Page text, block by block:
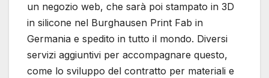
un negozio web, che sarà poi stampato in 3D
in silicone nel Burghausen Print Fab in
Germania e spedito in tutto il mondo. Diversi
servizi aggiuntivi per accompagnare questo,
come lo sviluppo del contratto per materiali e